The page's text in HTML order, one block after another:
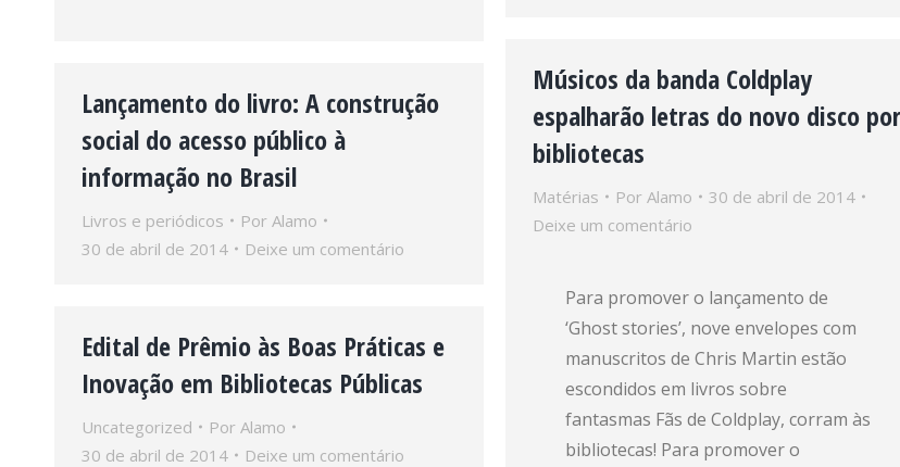
Músicos da banda Coldplay
espalharão letras do novo disco por
bibliotecas
Matérias Por Alamo
30 de abril de 2014
Deixe um comentário
Para promover o lançamento de
‘Ghost stories’, nove envelopes com
manuscritos de Chris Martin estão
escondidos em livros sobre
fantasmas Fãs de Coldplay, corram às
bibliotecas! Para promover o
Lançamento do livro: A construção
social do acesso público à
informação no Brasil
Livros e periódicos Por Alamo
30 de abril de 2014
Deixe um comentário
Edital de Prêmio às Boas Práticas e
Inovação em Bibliotecas Públicas
Uncategorized Por Alamo
30 de abril de 2014
Deixe um comentário